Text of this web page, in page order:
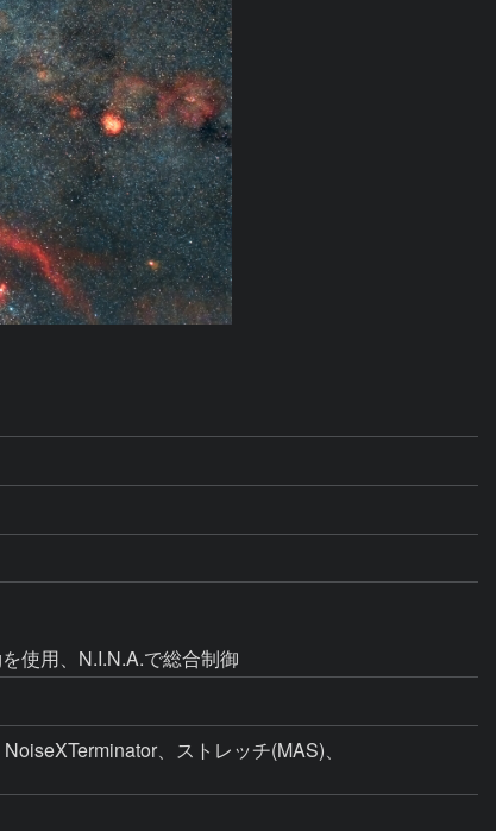
使用、N.I.N.A.で総合制御
、ストレッチ(MAS)、